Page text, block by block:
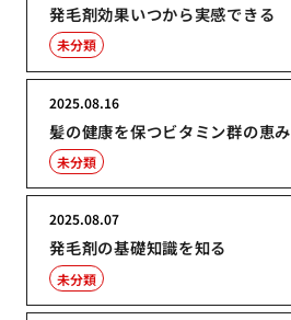
発毛剤効果いつから実感できる
未分類
髪の健康を保つビタミン群の恵み
2025.08.16
未分類
発毛剤の基礎知識を知る
2025.08.07
未分類